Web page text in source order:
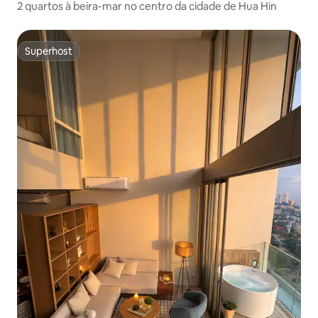
2 quartos à beira-mar no centro da cidade de Hua Hin
Superhost
Superhost